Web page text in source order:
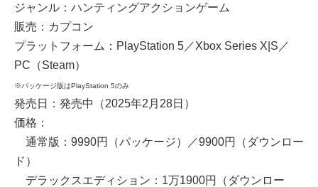
ジャンル：ハンティングアクションゲーム
販売：カプコン
プラットフォーム：PlayStation 5／Xbox Series X|S／
PC（Steam）
※パッケージ版はPlayStation 5のみ
発売日：発売中（2025年2月28日）
価格：
通常版：9990円（パッケージ）／9900円（ダウンロー
ド）
デラックスエディション：1万1900円（ダウンロー